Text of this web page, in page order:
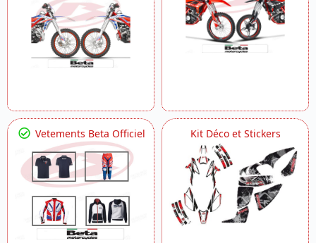
Vetements Beta Officiel Kit Déco et Stickers